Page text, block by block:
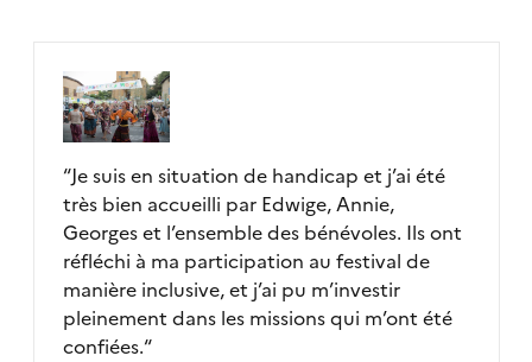
“Je suis en situation de handicap et j’ai été
très bien accueilli par Edwige, Annie,
Georges et l’ensemble des bénévoles. Ils ont
réfléchi à ma participation au festival de
manière inclusive, et j’ai pu m’investir
pleinement dans les missions qui m’ont été
confiées.“